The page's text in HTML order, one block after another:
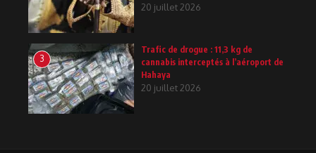
20 juillet 2026
3
Trafic de drogue : 11,3 kg de
cannabis interceptés à l’aéroport de
Hahaya
20 juillet 2026